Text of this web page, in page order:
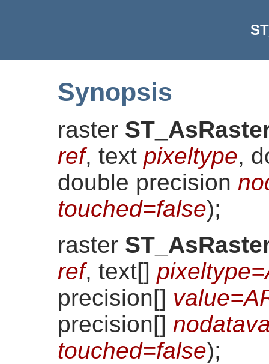
Synopsis
raster
ref, text pixeltype,
double precision
touched=false);
raster
ref, text[]
precision[]
precision[]
touched=false);